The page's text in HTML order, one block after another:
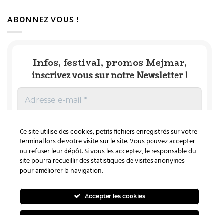
ABONNEZ VOUS !
Infos, festival, promos Mejmar,
inscrivez vous sur notre Newsletter !
Nous ne spammons pas ! Consultez notre
politique de confidentialité
d’informations.
Ce site utilise des cookies, petits fichiers enregistrés sur votre
terminal lors de votre visite sur le site. Vous pouvez accepter
ou refuser leur dépôt. Si vous les acceptez, le responsable du
site pourra recueillir des statistiques de visites anonymes
pour améliorer la navigation.
Accepter les cookies